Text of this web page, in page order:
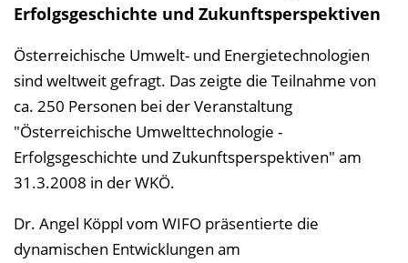
e
r
z
c
Erfolgsgeschichte und Zukunftsperspektiven
Österreichische Umwelt- und Energietechnologien
sind weltweit gefragt. Das zeigte die Teilnahme von
ca. 250 Personen bei der Veranstaltung
"Österreichische Umwelttechnologie -
Erfolgsgeschichte und Zukunftsperspektiven" am
31.3.2008 in der WKÖ.
Dr. Angel Köppl vom WIFO präsentierte die
dynamischen Entwicklungen am